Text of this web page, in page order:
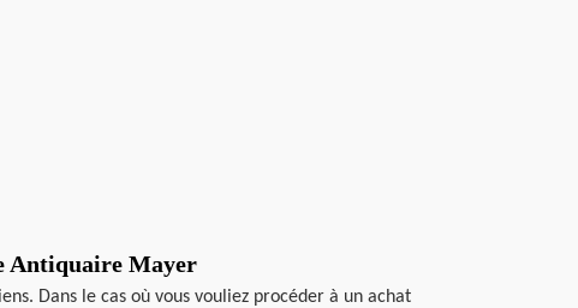
Antiquaire Mayer
Dans le cas où vous vouliez procéder à un achat